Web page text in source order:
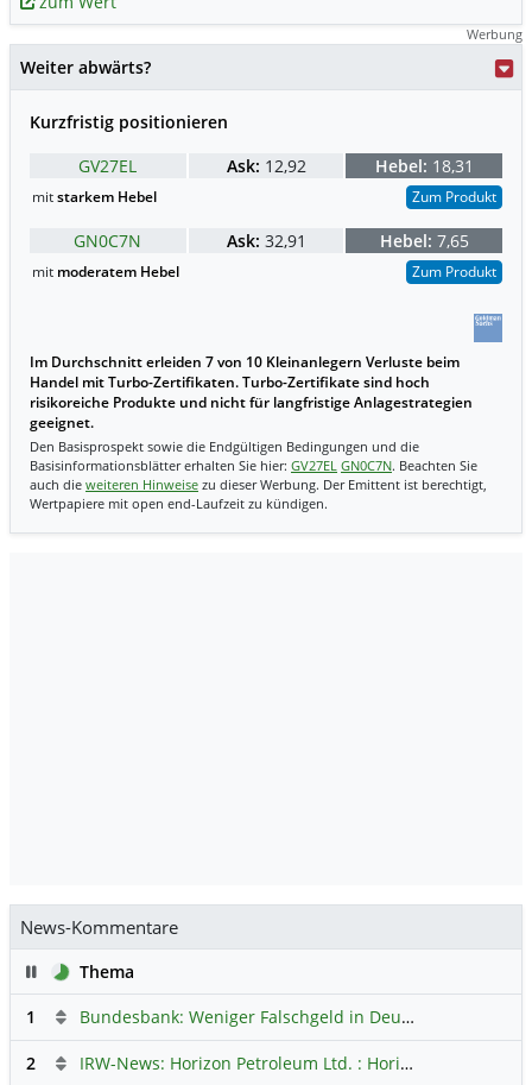
Werbung
Weiter abwärts?
Kurzfristig positionieren
GV27EL
Ask: 12,92 Hebel: 18,31
mitstarkem Hebel Zum Produkt
GN0C7N Ask: 32,91 Hebel: 7,65
mit moderatem Hebel Zum Produkt
Im Durchschnitt erleiden 7 von 10 Kleinanlegern Verluste beim
Handel mit Turbo-Zertifikaten. Turbo-Zertifikate sind hoch
risikoreiche Produkte und nicht für langfristige Anlagestrategien
geeignet.
Den Basisprospekt sowie die Endgültigen Bedingungen und die
Basisinformationsblätter erhalten Sie hier: GV27EL GN0C7N. Beachten Sie
auch die weiteren Hinweise zu dieser Werbung. Der Emittent ist berechtigt,
Wertpapiere mit open end-Laufzeit zu kündigen.
News-Kommentare
PauseThema
1
Bundesbank: Weniger Falschgeld in Deutschland
2 IRW-News: Horizon Petroleum Ltd. : Horizon Petroleum beginnt mit der Testförderung im Projekt Lachowice in Polen und schließt die Platzierung einer überzeichneten Wandelanleihe ab